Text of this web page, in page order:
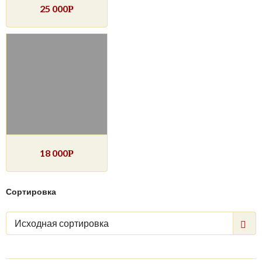
25 000Р
18 000Р
Сортировка
Исходная сортировка